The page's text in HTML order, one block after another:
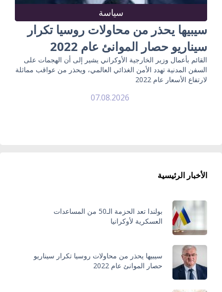
سياسة
سيبيها يحذر من محاولات روسيا تكرار
سيناريو حصار الموانئ عام 2022
القائم بأعمال وزير الخارجية الأوكراني يشير إلى أن الهجمات على
السفن المدنية تهدد الأمن الغذائي العالمي، ويحذر من عواقب مماثلة
لارتفاع الأسعار عام 2022
07.08.2026
الأخبار الرئيسية
بولندا تعد الحزمة الـ50 من المساعدات
العسكرية لأوكرانيا
سيبيها يحذر من محاولات روسيا تكرار سيناريو
حصار الموانئ عام 2022